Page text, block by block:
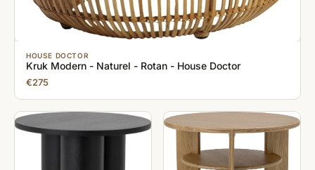
HOUSE DOCTOR
Kruk Modern - Naturel - Rotan - House Doctor
€275